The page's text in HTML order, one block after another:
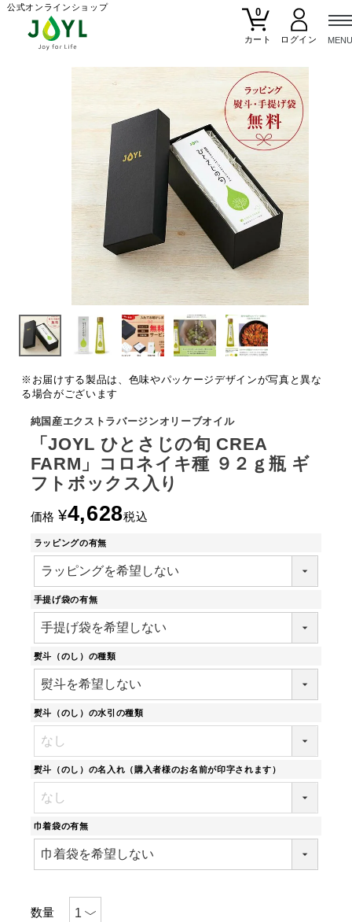
公式オンラインショップ
0
カート
※お届けする製品は、色味やパッケージデザインが写真と異な
る場合がございます
純国産エクストラバージンオリーブオイル
「JOYL ひとさじの旬 CREA
FARM」コロネイキ種 ９２ｇ瓶 ギ
フトボックス入り
価格 ¥4,628税込
ラッピングの有無
手提げ袋の有無
熨斗（のし）の種類
熨斗（のし）の水引の種類
熨斗（のし）の名入れ（購入者様のお名前が印字されます）
巾着袋の有無